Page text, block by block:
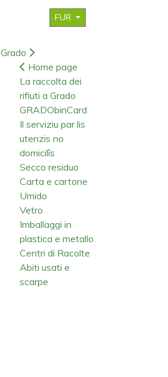
FUR
Grado
Home page
La raccolta dei
rifiuti a Grado
GRADObinCard
Il serviziu par lis
utenzis no
domicilîs
Secco residuo
Carta e cartone
Umido
Vetro
Imballaggi in
plastica e metallo
Centri di Racolte
Abiti usati e
scarpe